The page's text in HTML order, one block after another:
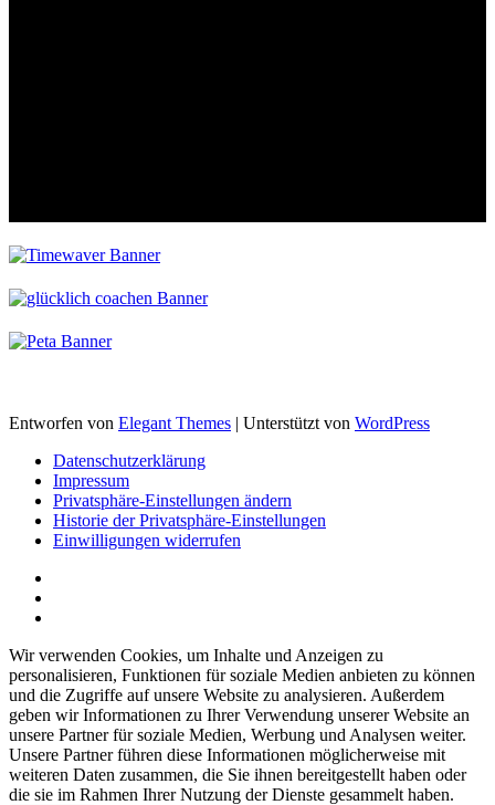
Entworfen von Elegant Themes | Unterstützt von WordPress
Datenschutzerklärung
Impressum
Privatsphäre-Einstellungen ändern
Historie der Privatsphäre-Einstellungen
Einwilligungen widerrufen
Wir verwenden Cookies, um Inhalte und Anzeigen zu
personalisieren, Funktionen für soziale Medien anbieten zu können
und die Zugriffe auf unsere Website zu analysieren. Außerdem
geben wir Informationen zu Ihrer Verwendung unserer Website an
unsere Partner für soziale Medien, Werbung und Analysen weiter.
Unsere Partner führen diese Informationen möglicherweise mit
weiteren Daten zusammen, die Sie ihnen bereitgestellt haben oder
die sie im Rahmen Ihrer Nutzung der Dienste gesammelt haben.